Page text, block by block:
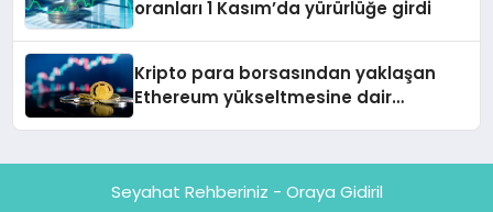
oranları 1 Kasım’da yürürlüğe girdi
Kripto para borsasından yaklaşan
Ethereum yükseltmesine dair
Seyahat Rehberiniz - Oraya Gidiril